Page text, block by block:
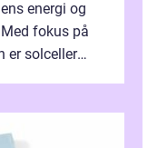
energi og
fokus på
er solceller